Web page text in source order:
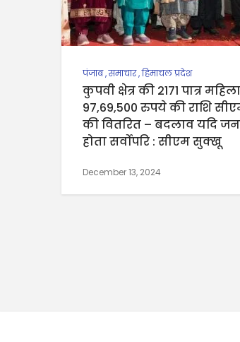
पंजाब,समाचार,हिमाचल प्रदेश
कुपवी क्षेत्र की 2171 पात्र
97,69,500 रुपये की राशि
की वितरित – बदलाव यदि
होता सर्वोपरि : सीएम सुक्खू
December 13, 2024